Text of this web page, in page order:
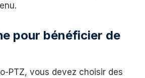
pour bénéficier de
PTZ, vous devez choisir des